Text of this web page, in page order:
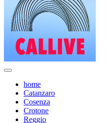
home
Catanzaro
Cosenza
Crotone
Reggio